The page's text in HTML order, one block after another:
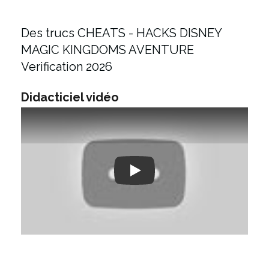
Des trucs CHEATS - HACKS DISNEY
MAGIC KINGDOMS AVENTURE
Verification 2026
Didacticiel vidéo
Play: Keynote (Google I/O '18)